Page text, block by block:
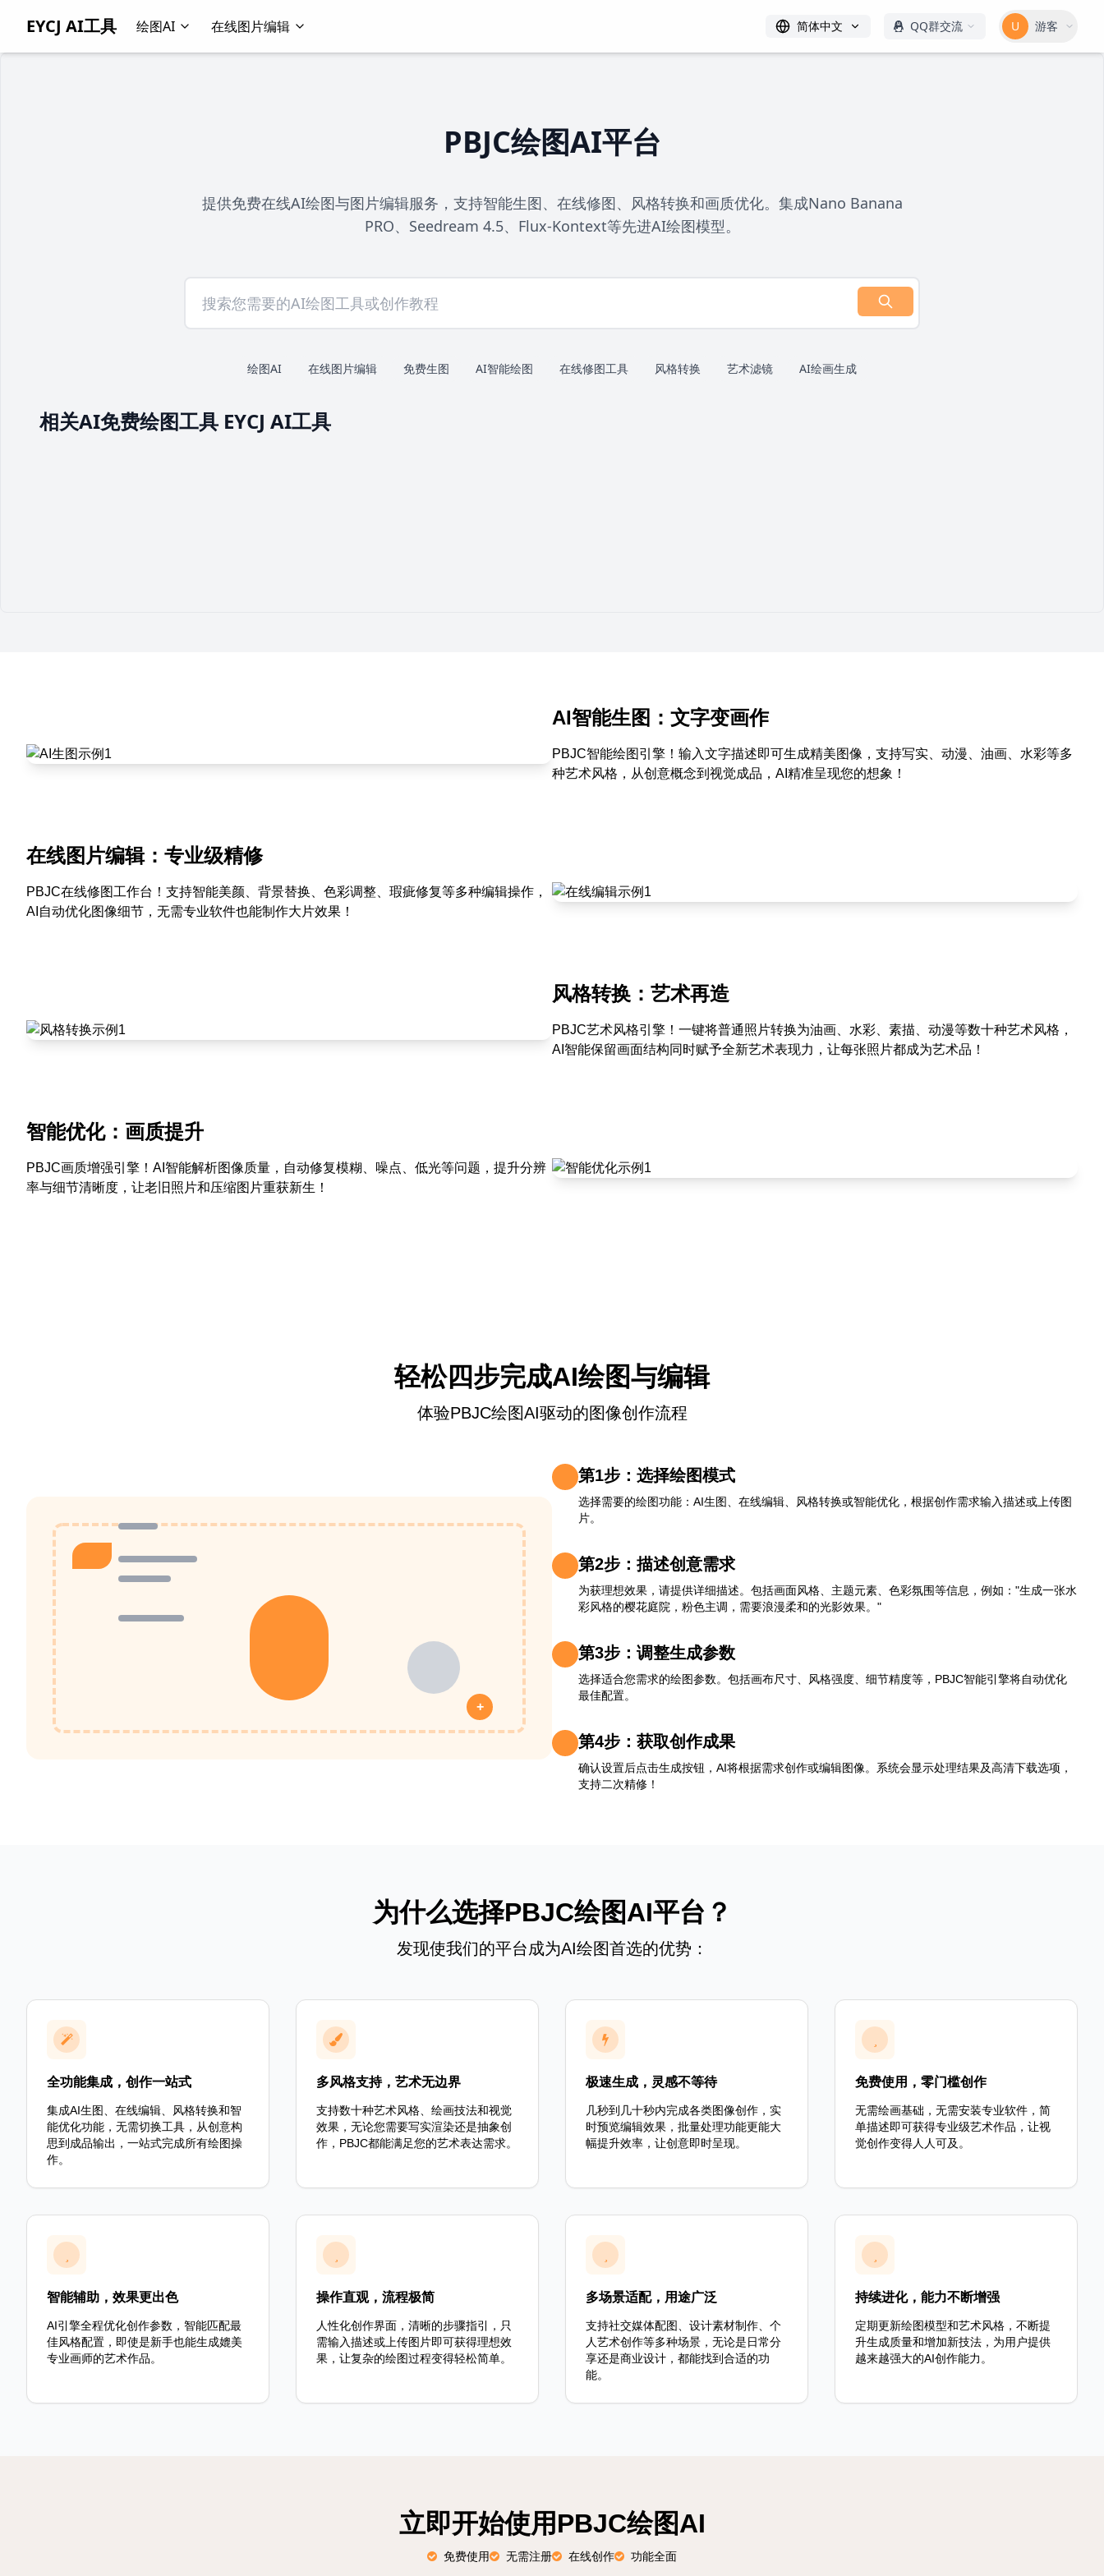
EYCJ AI工具 绘图AI 在线图片编辑 简体中文 QQ群交流 U 游客
PBJC绘图AI平台
提供免费在线AI绘图与图片编辑服务，支持智能生图、在线修图、风格转换和画质优化。集成Nano Banana
PRO、Seedream 4.5、Flux-Kontext等先进AI绘图模型。
绘图AI 在线图片编辑 免费生图 AI智能绘图 在线修图工具 风格转换 艺术滤镜 AI绘画生成
相关AI免费绘图工具 EYCJ AI工具
AI智能生图：文字变画作
PBJC智能绘图引擎！输入文字描述即可生成精美图像，支持写实、动漫、油画、水彩等多
种艺术风格，从创意概念到视觉成品，AI精准呈现您的想象！
在线图片编辑：专业级精修
PBJC在线修图工作台！支持智能美颜、背景替换、色彩调整、瑕疵修复等多种编辑操作，
AI自动优化图像细节，无需专业软件也能制作大片效果！
风格转换：艺术再造
PBJC艺术风格引擎！一键将普通照片转换为油画、水彩、素描、动漫等数十种艺术风格，
AI智能保留画面结构同时赋予全新艺术表现力，让每张照片都成为艺术品！
智能优化：画质提升
PBJC画质增强引擎！AI智能解析图像质量，自动修复模糊、噪点、低光等问题，提升分辨
率与细节清晰度，让老旧照片和压缩图片重获新生！
轻松四步完成AI绘图与编辑
体验PBJC绘图AI驱动的图像创作流程
+
第1步：选择绘图模式
选择需要的绘图功能：AI生图、在线编辑、风格转换或智能优化，根据创作需求输入描述或上传图
片。
第2步：描述创意需求
为获理想效果，请提供详细描述。包括画面风格、主题元素、色彩氛围等信息，例如："生成一张水
彩风格的樱花庭院，粉色主调，需要浪漫柔和的光影效果。"
第3步：调整生成参数
选择适合您需求的绘图参数。包括画布尺寸、风格强度、细节精度等，PBJC智能引擎将自动优化
最佳配置。
第4步：获取创作成果
确认设置后点击生成按钮，AI将根据需求创作或编辑图像。系统会显示处理结果及高清下载选项，
支持二次精修！
为什么选择PBJC绘图AI平台？
发现使我们的平台成为AI绘图首选的优势：
全功能集成，创作一站式
集成AI生图、在线编辑、风格转换和智
能优化功能，无需切换工具，从创意构
思到成品输出，一站式完成所有绘图操
作。
多风格支持，艺术无边界
支持数十种艺术风格、绘画技法和视觉
效果，无论您需要写实渲染还是抽象创
作，PBJC都能满足您的艺术表达需求。
极速生成，灵感不等待
几秒到几十秒内完成各类图像创作，实
时预览编辑效果，批量处理功能更能大
幅提升效率，让创意即时呈现。
免费使用，零门槛创作
无需绘画基础，无需安装专业软件，简
单描述即可获得专业级艺术作品，让视
觉创作变得人人可及。
智能辅助，效果更出色
AI引擎全程优化创作参数，智能匹配最
佳风格配置，即使是新手也能生成媲美
专业画师的艺术作品。
操作直观，流程极简
人性化创作界面，清晰的步骤指引，只
需输入描述或上传图片即可获得理想效
果，让复杂的绘图过程变得轻松简单。
多场景适配，用途广泛
支持社交媒体配图、设计素材制作、个
人艺术创作等多种场景，无论是日常分
享还是商业设计，都能找到合适的功
能。
持续进化，能力不断增强
定期更新绘图模型和艺术风格，不断提
升生成质量和增加新技法，为用户提供
越来越强大的AI创作能力。
立即开始使用PBJC绘图AI
免费使用 无需注册 在线创作 功能全面